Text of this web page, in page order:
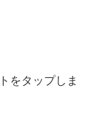
をタップしま